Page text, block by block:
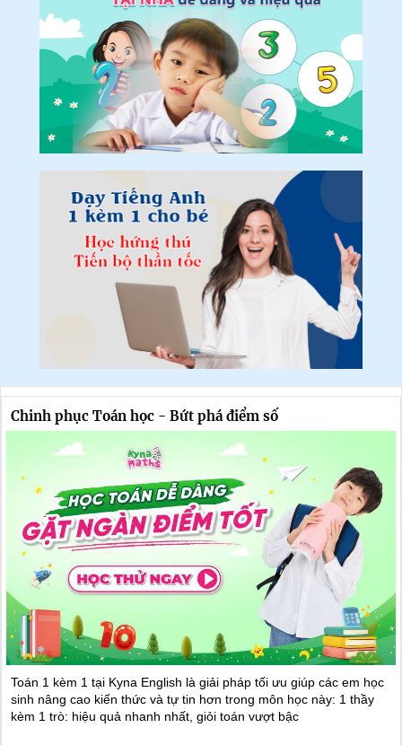
Chinh phục Toán học - Bứt phá điểm số
Toán 1 kèm 1 tại Kyna English là giải pháp tối ưu giúp các em học
sinh nâng cao kiến thức và tự tin hơn trong môn học này: 1 thầy
kèm 1 trò: hiệu quả nhanh nhất, giỏi toán vượt bậc